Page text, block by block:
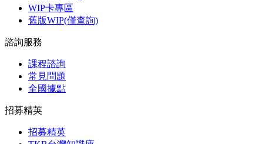
WIP卡專區
舊版WIP(僅查詢)
諮詢服務
課程諮詢
常見問題
全國據點
招募精英
招募精英